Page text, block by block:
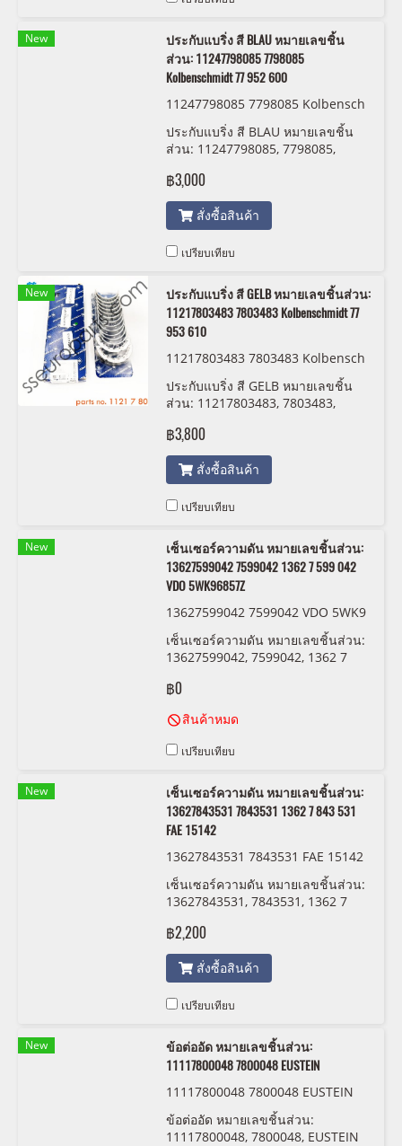
New
ประกับแบริ่ง สี BLAU หมายเลขชิ้น
ส่วน: 11247798085 7798085
Kolbenschmidt 77 952 600
11247798085 7798085 Kolbensch
midt 77 952 600
ประกับแบริ่ง สี BLAU หมายเลขชิ้น
ส่วน: 11247798085, 7798085,
฿3,000
สั่งซื้อสินค้า
เปรียบเทียบ
New
ประกับแบริ่ง สี GELB หมายเลขชิ้นส่วน:
11217803483 7803483 Kolbenschmidt 77
953 610
11217803483 7803483 Kolbensch
midt 77 953 610
ประกับแบริ่ง สี GELB หมายเลขชิ้น
ส่วน: 11217803483, 7803483,
฿3,800
สั่งซื้อสินค้า
เปรียบเทียบ
New
เซ็นเซอร์ความดัน หมายเลขชิ้นส่วน:
13627599042 7599042 1362 7 599 042
VDO 5WK96857Z
13627599042 7599042 VDO 5WK9
6857Z
เซ็นเซอร์ความดัน หมายเลขชิ้นส่วน:
13627599042, 7599042, 1362 7
฿0
สินค้าหมด
เปรียบเทียบ
New
เซ็นเซอร์ความดัน หมายเลขชิ้นส่วน:
13627843531 7843531 1362 7 843 531
FAE 15142
13627843531 7843531 FAE 15142
เซ็นเซอร์ความดัน หมายเลขชิ้นส่วน:
13627843531, 7843531, 1362 7
฿2,200
สั่งซื้อสินค้า
เปรียบเทียบ
New
ข้อต่ออัด หมายเลขชิ้นส่วน:
11117800048 7800048 EUSTEIN
11117800048 7800048 EUSTEIN
ข้อต่ออัด หมายเลขชิ้นส่วน:
11117800048, 7800048, EUSTEIN